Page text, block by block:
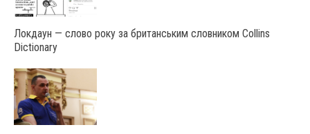
Локдаун — слово року за британським словником Collins
Dictionary